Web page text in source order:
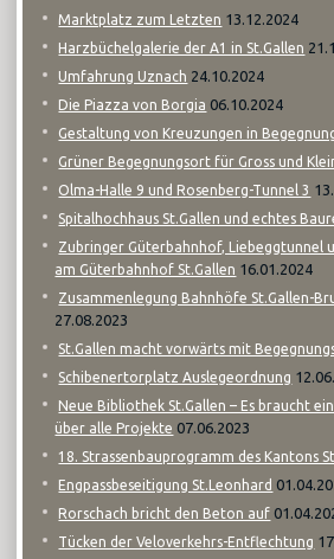
Marktplatz zum Letzten 13.12.2024
Harzbüchelgalerie der A1 in St.Gallen
Umfahrung Uznach 24.10.2024
Die Piazza von Borgia 06.10.2024
Gestaltung von Kreuzungen in
Grüner Begegnungsort für Gross und
Olma-Halle 9 und Rosenberg-Tunnel 3
Spitalhochhaus St.Gallen und echtes
Zubringer Güterbahnhof, Liebeggtunnel
am Güterbahnhof St.Gallen 16.01.2024
Zusammenlegung Bahnhöfe St.Gallen-
27.08.2023
St.Gallen macht vorwärts mit
Schibenertorplatz Auslegeordnung
Neue Bibliothek St.Gallen – Es braucht
über alle Projekte 07.06.2023
18. Strassenbauprogramm des Kantons
Engpassbeseitigung St.Leonhard
Rorschach bricht den Beton auf
Tücken der Veloverkehrs-Entflechtung